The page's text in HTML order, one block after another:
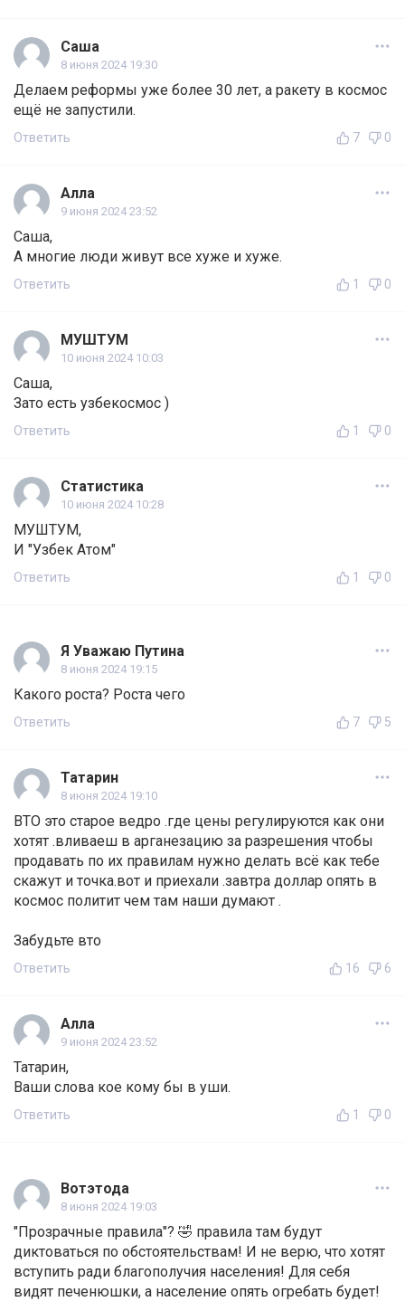
Саша
8 июня 2024 19:30
Делаем реформы уже более 30 лет, а ракету в космос
ещё не запустили.
Ответить 7 0
Алла
9 июня 2024 23:52
Саша,
А многие люди живут все хуже и хуже.
Ответить 1 0
МУШТУМ
10 июня 2024 10:03
Саша,
Зато есть узбекосмос )
Ответить 1 0
Статистика
10 июня 2024 10:28
МУШТУМ,
И "Узбек Атом"
Ответить 1 0
Я Уважаю Путина
8 июня 2024 19:15
Какого роста? Роста чего
Ответить 7 5
Татарин
8 июня 2024 19:10
ВТО это старое ведро .где цены регулируются как они
хотят .вливаеш в арганезацию за разрешения чтобы
продавать по их правилам нужно делать всё как тебе
скажут и точка.вот и приехали .завтра доллар опять в
космос политит чем там наши думают .
Забудьте вто
Ответить 16 6
Алла
9 июня 2024 23:52
Татарин,
Ваши слова кое кому бы в уши.
Ответить 1 0
Вотэтода
8 июня 2024 19:03
"Прозрачные правила"? 🤣 правила там будут
диктоваться по обстоятельствам! И не верю, что хотят
вступить ради благополучия населения! Для себя
видят печенюшки, а население опять огребать будет!